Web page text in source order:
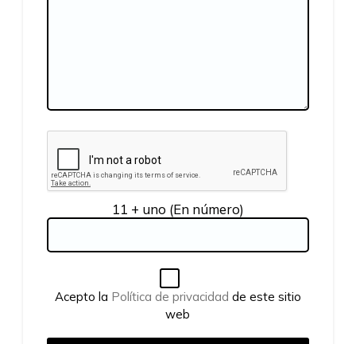
11 + uno (En número)
Acepto la Política de privacidad de este sitio
web